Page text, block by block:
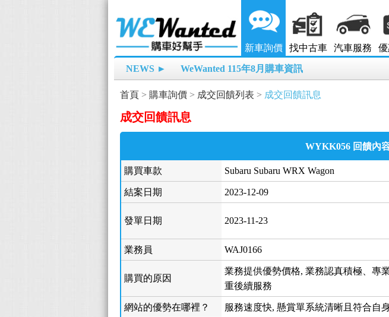
新車詢價 找中古車 汽車服務
NEWS ► WeWanted 115年8月購車資訊
首頁 > 購車詢價 > 成交回饋列表 > 成交回饋訊息
成交回饋訊息
WYKK056 回饋內
購買車款 Subaru Subaru WRX Wagon
結案日期 2023-12-09
發單日期 2023-11-23
業務員 WAJ0166
購買的原因
業務提供優勢價格, 業務認真積極、專
重後續服務
網站的優勢在哪裡？ 服務速度快, 懸賞單系統清晰且符合自